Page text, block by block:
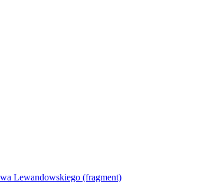
Lewandowskiego (fragment)